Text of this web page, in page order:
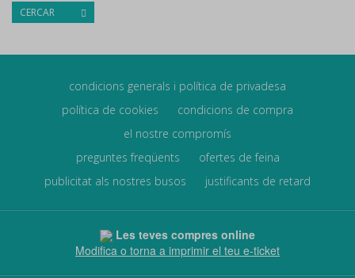
CERCAR
condicions generals i política de privadesa
política de cookies
condicions de compra
el nostre compromís
preguntes freqüents
ofertes de feina
publicitat als nostres busos
justificants de retard
Les teves compres online
Modifica o torna a imprimir el teu e-ticket